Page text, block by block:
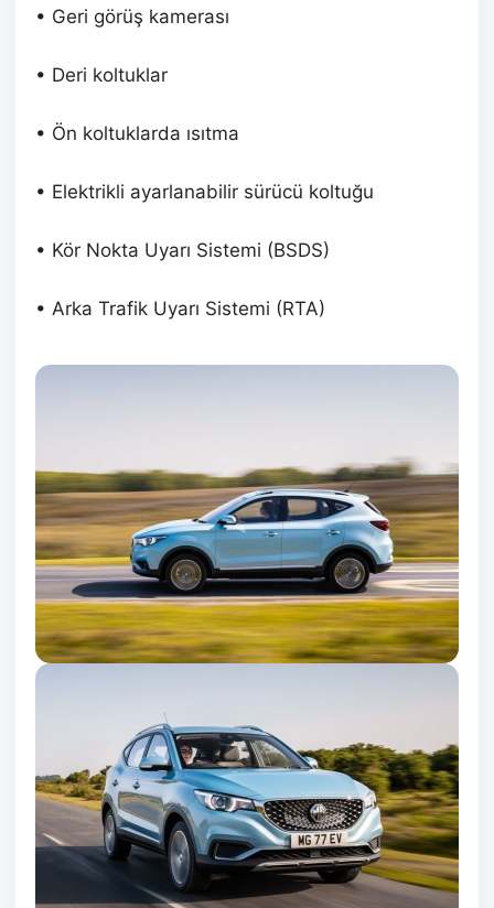
• Geri görüş kamerası
• Deri koltuklar
• Ön koltuklarda ısıtma
• Elektrikli ayarlanabilir sürücü koltuğu
• Kör Nokta Uyarı Sistemi (BSDS)
• Arka Trafik Uyarı Sistemi (RTA)